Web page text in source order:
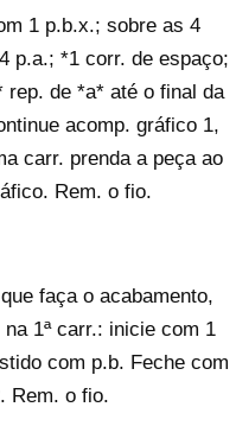
1 p.b.x.; sobre as 4
p.a.; *1 corr. de espaço;
rep. de *a* até o final da
acomp. gráfico 1,
carr. prenda a peça ao
Rem. o fio.
faça o acabamento,
1ª carr.: inicie com 1
com p.b. Feche com
Rem. o fio.